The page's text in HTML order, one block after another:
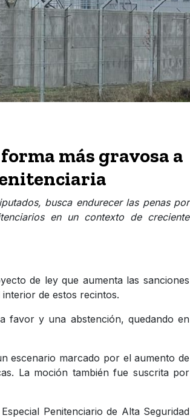
más gravosa a
busca endurecer las penas por
en un contexto de creciente
de ley que aumenta las sanciones
de estos recintos.
favor y una abstención, quedando en
escenario marcado por el aumento de
La moción también fue suscrita por
Penitenciario de Alta Seguridad